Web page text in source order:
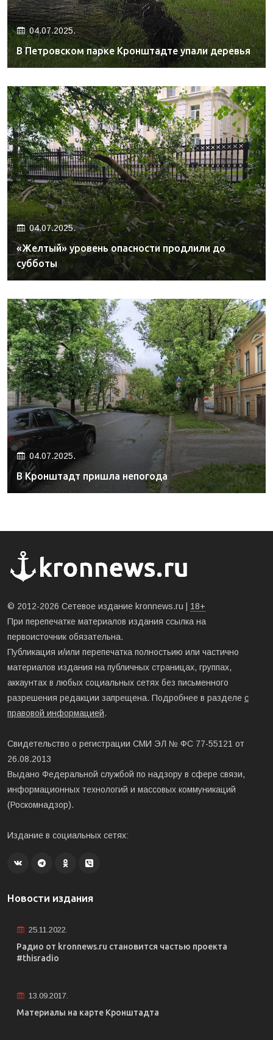
04.07.2025.
В Петровском парке Кронштадте упали деревья
04.07.2025.
«Желтый» уровень опасности продлили до
субботы
04.07.2025.
В Кронштадт пришла непогода
© 2012-2026 Сетевое издание kronnews.ru | 18+
При перепечатке материалов издания ссылка на
первоисточник обязательна.
Публикация и/или перепечатка полностьию или частично
материалов издания на публичных страницах, группах,
аккаунтах в любых социальных сетях без письменного
разрешения редакции запрещена. Подробнее в разделе с
правовой информацией.
Свидетельство о регистрации СМИ ЭЛ № ФС 77-55121 от
26.08.2013
Выдано Федеральной службой по надзору в сфере связи,
информационных технологий и массовых коммуникаций
(Роскомнадзор).
Издание в социальных сетях:
Новости издания
25.11.2022.
Радио от kronnews.ru становится частью проекта
#thisradio
13.09.2017.
Материалы на карте Кронштадта